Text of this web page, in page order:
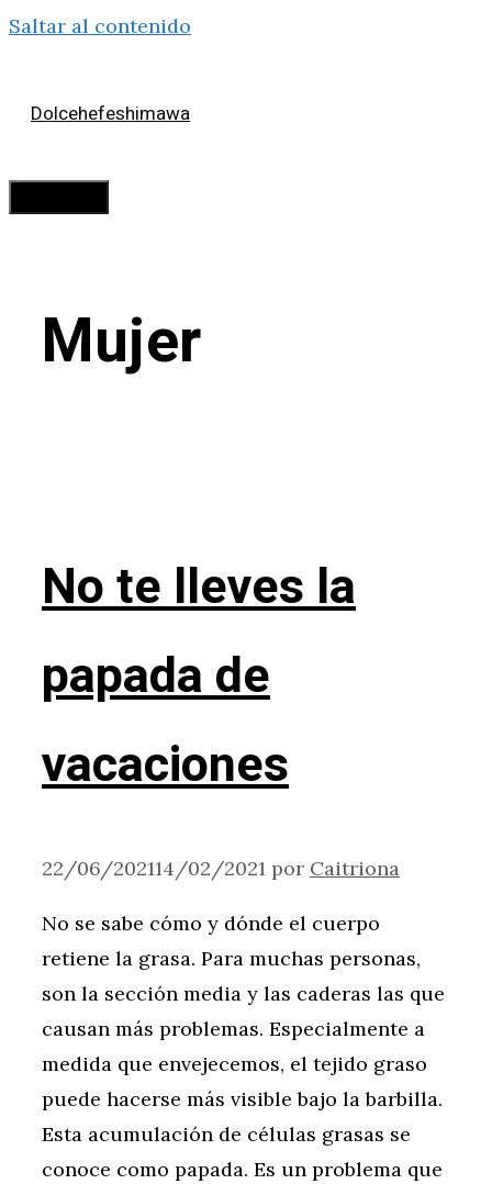
Saltar al contenido
Dolcehefeshimawa
Mujer
No te lleves la
papada de
vacaciones
22/06/202114/02/2021 por Caitriona
No se sabe cómo y dónde el cuerpo
retiene la grasa. Para muchas personas,
son la sección media y las caderas las que
causan más problemas. Especialmente a
medida que envejecemos, el tejido graso
puede hacerse más visible bajo la barbilla.
Esta acumulación de células grasas se
conoce como papada. Es un problema que